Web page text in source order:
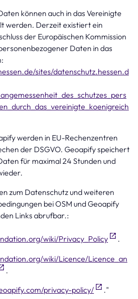
können auch in das Vereinigte
werden. Derzeit existiert ein
der Europäischen Kommission
Daten in das
sites/datenschutz.hessen.d
werden in EU-Rechenzentren
der DSGVO. Geoapify speichert
für maximal 24 Stunden und
zum Datenschutz und weiteren
bei OSM und Geoapify
Links abrufbar.:
wiki/Privacy_Policy
.
wiki/Licence/Licence_an
.
privacy-policy/ ."